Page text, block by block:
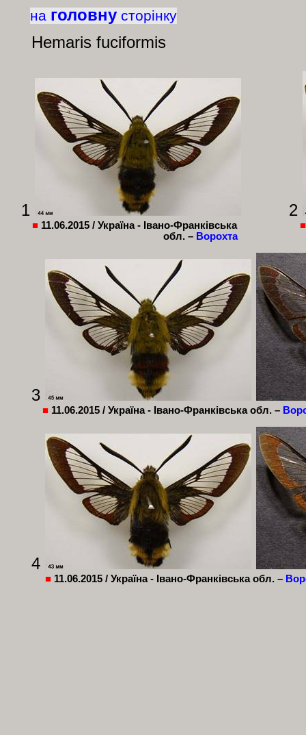
на головну сторінку
Hemaris fuciformis
1
■ 11.06.2015 /Україна - Івано-Франківська
обл. – Ворохта
2
■
3
■ 11.06.2015 / Україна - Івано-Франківська обл. –
4
■ 11.06.2015 / Україна - Івано-Франківська обл. –